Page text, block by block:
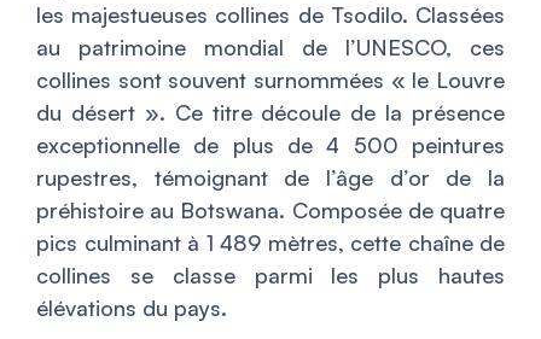
les majestueuses collines de Tsodilo. Classées
au patrimoine mondial de l’UNESCO, ces
collines sont souvent surnommées « le Louvre
du désert ». Ce titre découle de la présence
exceptionnelle de plus de 4 500 peintures
rupestres, témoignant de l’âge d’or de la
préhistoire au Botswana. Composée de quatre
pics culminant à 1 489 mètres, cette chaîne de
collines se classe parmi les plus hautes
élévations du pays.